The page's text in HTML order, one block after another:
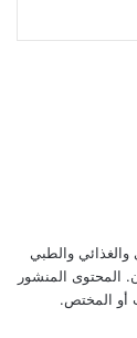
والطبي
المحتوى المنشور
أو المختص.